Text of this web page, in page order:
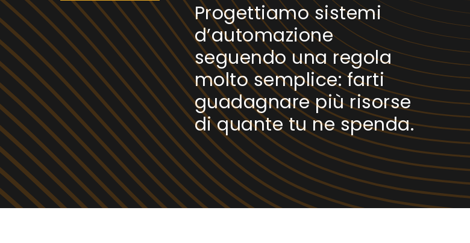
Progettiamo sistemi
d’automazione
seguendo una regola
molto semplice: farti
guadagnare più risorse
di quante tu ne spenda.